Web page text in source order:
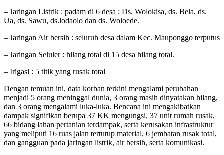
– Jaringan Listrik : padam di 6 desa : Ds. Wolokisa, ds. Bela, ds.
Ua, ds. Sawu, ds.lodaolo dan ds. Woloede.
– Jaringan Air bersih : seluruh desa dalam Kec. Mauponggo terputus
– Jaringan Seluler : hilang total di 15 desa hilang total.
– Irigasi : 5 titik yang rusak total
Dengan temuan ini, data korban terkini mengalami perubahan
menjadi 5 orang meninggal dunia, 3 orang masih dinyatakan hilang,
dan 3 orang mengalami luka-luka. Bencana ini mengakibatkan
dampak signifikan berupa 37 KK mengungsi, 37 unit rumah rusak,
66 bidang lahan pertanian terdampak, serta kerusakan infrastruktur
yang meliputi 16 ruas jalan tertutup material, 6 jembatan rusak total,
dan gangguan pada jaringan listrik, air bersih, serta komunikasi.